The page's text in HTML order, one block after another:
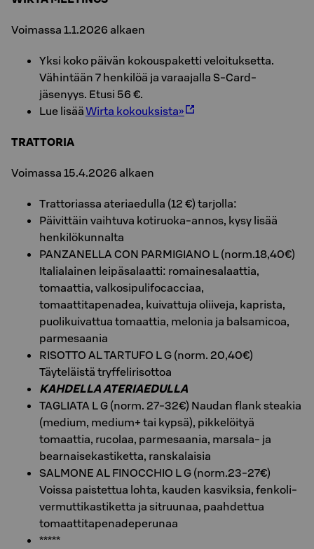
Voimassa 1.1.2026 alkaen
Yksi koko päivän kokouspaketti veloituksetta.
Vähintään 7 henkilöä ja varaajalla S-Card-
jäsenyys. Etusi 56 €.
Lue lisääWirta kokouksista»
TRATTORIA
Voimassa 15.4.2026 alkaen
Trattoriassa ateriaedulla (12 €) tarjolla:
Päivittäin vaihtuva kotiruoka-annos, kysy lisää
henkilökunnalta
PANZANELLA CON PARMIGIANO L (norm.18,40€)
Italialainen leipäsalaatti: romainesalaattia,
tomaattia, valkosipulifocacciaa,
tomaattitapenadea, kuivattuja oliiveja, kaprista,
puolikuivattua tomaattia, melonia ja balsamicoa,
parmesaania
RISOTTO AL TARTUFO L G (norm. 20,40€)
Täyteläistä tryffelirisottoa
KAHDELLA ATERIAEDULLA
TAGLIATA L G (norm. 27-32€) Naudan flank steakia
(medium, medium+ tai kypsä), pikkelöityä
tomaattia, rucolaa, parmesaania, marsala- ja
bearnaisekastiketta, ranskalaisia
SALMONE AL FINOCCHIO L G (norm.23-27€)
Voissa paistettua lohta, kauden kasviksia, fenkoli-
vermuttikastiketta ja sitruunaa, paahdettua
tomaattitapenadeperunaa
*****